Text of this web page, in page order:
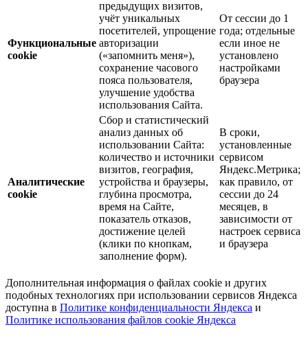
Функциональные
cookie
предыдущих визитов,
учёт уникальных
посетителей, упрощение
авторизации
(«запомнить меня»),
сохранение часового
пояса пользователя,
улучшение удобства
использования Сайта.
От сессии до 1
года; отдельные
если иное не
установлено
настройками
браузера
Аналитические
cookie
Сбор и статистический
анализ данных об
использовании Сайта:
количество и источники
визитов, география,
устройства и браузеры,
глубина просмотра,
время на Сайте,
показатель отказов,
достижение целей
(клики по кнопкам,
заполнение форм).
В сроки,
установленные
сервисом
Яндекс.Метрика;
как правило, от
сессии до 24
месяцев, в
зависимости от
настроек сервиса
и браузера
Дополнительная информация о файлах cookie и других
подобных технологиях при использовании сервисов Яндекса
доступна в Политике конфиденциальности Яндекса и
Политике использования файлов cookie Яндекса